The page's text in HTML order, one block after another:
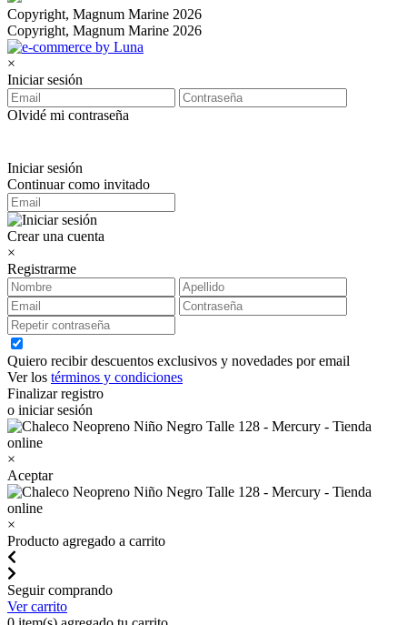
Copyright, Magnum Marine 2026
Copyright, Magnum Marine 2026
×
Iniciar sesión
Olvidé mi contraseña
Iniciar sesión
Continuar como invitado
Crear una cuenta
×
Registrarme
Quiero recibir descuentos exclusivos y novedades por email
Ver los términos y condiciones
Finalizar registro
o iniciar sesión
×
Aceptar
×
Producto agregado a carrito
Seguir comprando
Ver carrito